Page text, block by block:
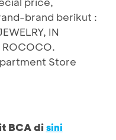
brand berikut :
IN
ROCOCO.
Store
BCA disini